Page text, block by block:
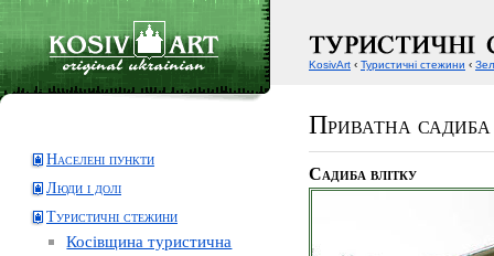
Приватна
Населені пункти
Люди і долі
Туристичні стежини
Косівщина туристична
Садиба влітку
KosivArt ‹ Туристичні стежини ‹